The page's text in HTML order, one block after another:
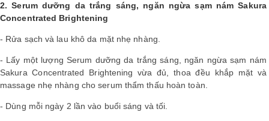
2. Serum dưỡng da trắng sáng, ngăn ngừa sạm nám Sakura
Concentrated Brightening
- Rửa sạch và lau khô da mặt nhẹ nhàng.
- Lấy một lượng Serum dưỡng da trắng sáng, ngăn ngừa sạm nám
Sakura Concentrated Brightening vừa đủ, thoa đều khắp mặt và
massage nhẹ nhàng cho serum thẩm thấu hoàn toàn.
- Dùng mỗi ngày 2 lần vào buổi sáng và tối.